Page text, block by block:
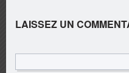
LAISSEZ UN